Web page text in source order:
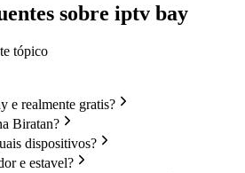
sobre iptv bay
tópico
e realmente gratis?
Biratan?
dispositivos?
e estavel?